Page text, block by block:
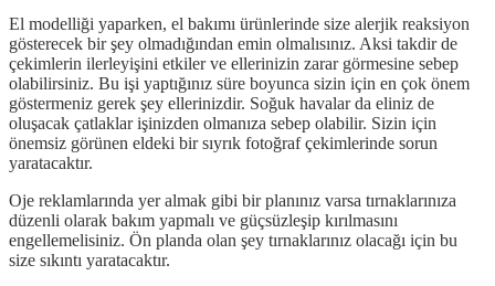
El modelliği yaparken, el bakımı ürünlerinde size alerjik reaksiyon
gösterecek bir şey olmadığından emin olmalısınız. Aksi takdir de
çekimlerin ilerleyişini etkiler ve ellerinizin zarar görmesine sebep
olabilirsiniz. Bu işi yaptığınız süre boyunca sizin için en çok önem
göstermeniz gerek şey ellerinizdir. Soğuk havalar da eliniz de
oluşacak çatlaklar işinizden olmanıza sebep olabilir. Sizin için
önemsiz görünen eldeki bir sıyrık fotoğraf çekimlerinde sorun
yaratacaktır.
Oje reklamlarında yer almak gibi bir planınız varsa tırnaklarınıza
düzenli olarak bakım yapmalı ve güçsüzleşip kırılmasını
engellemelisiniz. Ön planda olan şey tırnaklarınız olacağı için bu
size sıkıntı yaratacaktır.